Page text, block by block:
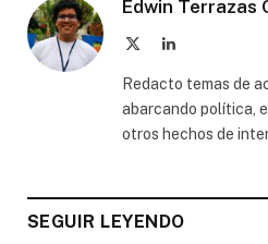
Edwin Terrazas
LinkedIn
Redacto temas de
abarcando política,
otros hechos de
SEGUIR LEYENDO